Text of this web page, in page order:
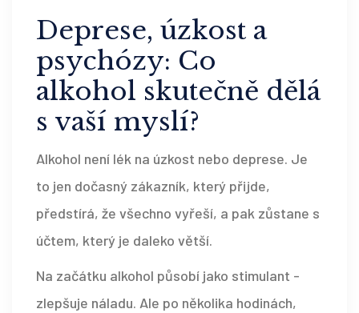
Deprese, úzkost a
psychózy: Co
alkohol skutečně dělá
s vaší myslí?
Alkohol není lék na úzkost nebo deprese. Je
to jen dočasný zákazník, který přijde,
předstírá, že všechno vyřeší, a pak zůstane s
účtem, který je daleko větší.
Na začátku alkohol působí jako stimulant -
zlepšuje náladu. Ale po několika hodinách,